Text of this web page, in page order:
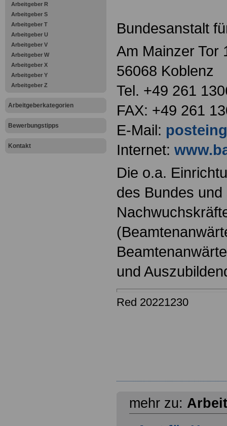
Arbeitgeber R
Arbeitgeber S
Arbeitgeber T
Arbeitgeber U
Arbeitgeber V
Arbeitgeber W
Arbeitgeber X
Arbeitgeber Y
Arbeitgeber Z
Arbeitgeberkategorien
Bewerbungstipps
Kontakt
Bundesanstalt
Am Mainzer Tor
56068 Koblenz
Tel. +49 261
FAX: +49 261
E-Mail:
Internet:
Die o.a.
des Bundes und
und
Red 20221230
mehr zu: